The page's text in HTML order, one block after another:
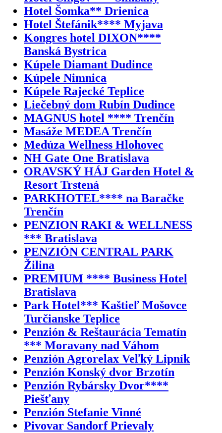
Hotel Šomka** Drienica
Hotel Štefánik**** Myjava
Kongres hotel DIXON****
Banská Bystrica
Kúpele Diamant Dudince
Kúpele Nimnica
Kúpele Rajecké Teplice
Liečebný dom Rubín Dudince
MAGNUS hotel **** Trenčín
Masáže MEDEA Trenčín
Medúza Wellness Hlohovec
NH Gate One Bratislava
ORAVSKÝ HÁJ Garden Hotel &
Resort Trstená
PARKHOTEL**** na Baračke
Trenčín
PENZION RAKI & WELLNESS
*** Bratislava
PENZIÓN CENTRAL PARK
Žilina
PREMIUM **** Business Hotel
Bratislava
Park Hotel*** Kaštieľ Mošovce
Turčianske Teplice
Penzión & Reštaurácia Tematín
*** Moravany nad Váhom
Penzión Agrorelax Veľký Lipník
Penzión Konský dvor Brzotín
Penzión Rybársky Dvor****
Piešťany
Penzión Stefanie Vinné
Pivovar Sandorf Prievaly